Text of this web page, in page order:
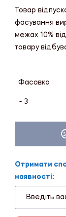
Товар
фасування
межах 10%
товару
Фасовка
~ 3
Отримати
наявності: